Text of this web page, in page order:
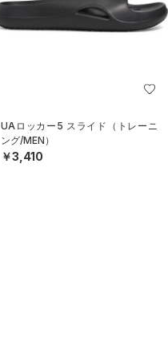
UAロッカー5 スライド（トレーニ
ング/MEN）
￥3,410